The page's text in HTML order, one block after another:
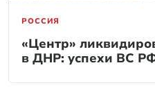
РОССИЯ
«Центр»
в ДНР: успехи ВС РФ